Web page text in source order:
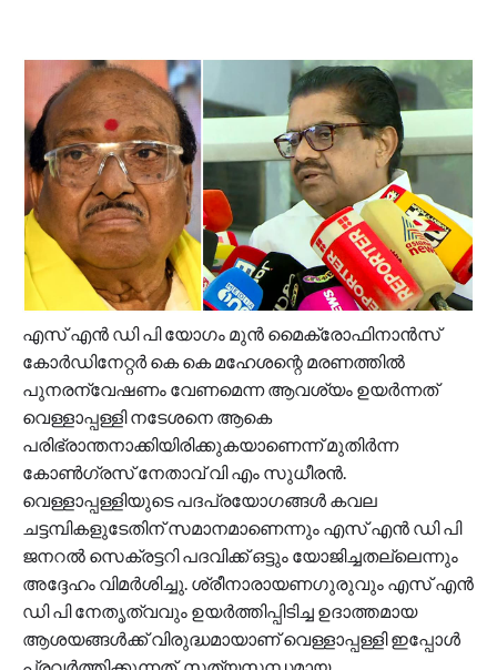
എസ് എൻ ഡി പി യോഗം മുൻ മൈക്രോഫിനാൻസ്
കോർഡിനേറ്റർ കെ കെ മഹേശന്റെ മരണത്തിൽ
പുനരന്വേഷണം വേണമെന്ന ആവശ്യം ഉയർന്നത്
വെള്ളാപ്പള്ളി നടേശനെ ആകെ
പരിഭ്രാന്തനാക്കിയിരിക്കുകയാണെന്ന് മുതിർന്ന
കോൺഗ്രസ് നേതാവ് വി എം സുധീരൻ.
വെള്ളാപ്പള്ളിയുടെ പദപ്രയോഗങ്ങൾ കവല
ചട്ടമ്പികളുടേതിന് സമാനമാണെന്നും എസ് എൻ ഡി പി
ജനറൽ സെക്രട്ടറി പദവിക്ക് ഒട്ടും യോജിച്ചതല്ലെന്നും
അദ്ദേഹം വിമർശിച്ചു. ശ്രീനാരായണഗുരുവും എസ് എൻ
ഡി പി നേതൃത്വവും ഉയർത്തിപ്പിടിച്ച ഉദാത്തമായ
ആശയങ്ങൾക്ക് വിരുദ്ധമായാണ് വെള്ളാപ്പള്ളി ഇപ്പോൾ
പ്രവർത്തിക്കുന്നത്. സത്യസന്ധമായ